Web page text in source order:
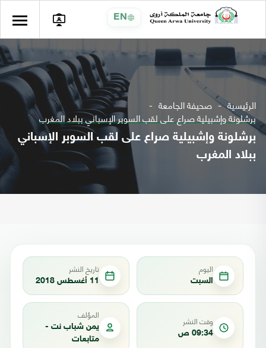
EN
الرئيسية صحيفة الجامعة
برشلونة وإشبيلية صراع على لقب السوبر الإسباني ببلاد المغرب
برشلونة وإشبيلية صراع على لقب السوبر الإسباني
ببلاد المغرب
اليوم
السبت
تاريخ النشر
11 أغسطس 2018
وقت النشر
09:34 ص
المؤلف
يمن شباب نت -
متابعات